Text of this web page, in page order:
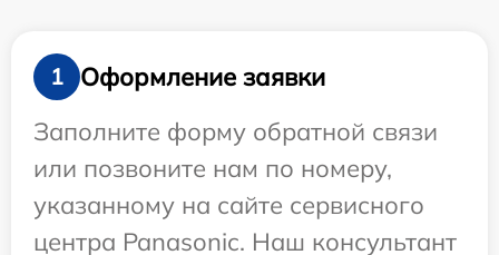
1
Оформление заявки
Заполните форму обратной связи
или позвоните нам по номеру,
указанному на сайте сервисного
центра Panasonic. Наш консультант